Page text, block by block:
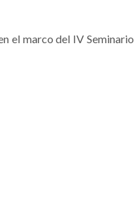
el marco del IV Seminario